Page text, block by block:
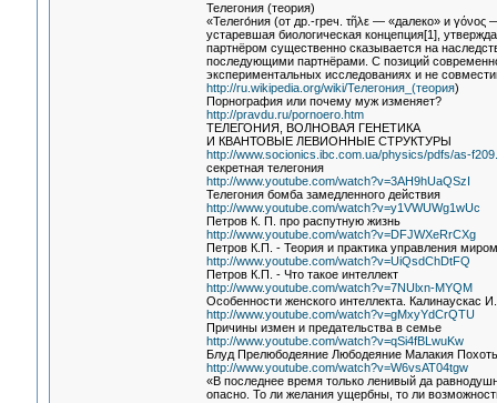
Телегония (теория)
«Телего́ния (от др.-греч. τῆλε — «далеко» и
устаревшая биологическая концепция[1],
партнёром существенно сказывается на
последующими партнёрами. С позиций
экспериментальных исследованиях и не
http://ru.wikipedia.org/wiki/Телегония_(теория)
Порнография или почему муж изменяет?
http://pravdu.ru/pornoero.htm
ТЕЛЕГОНИЯ, ВОЛНОВАЯ ГЕНЕТИКА
И КВАНТОВЫЕ ЛЕВИОННЫЕ СТРУКТУРЫ
http://www.socionics.ibc.com.ua/physics/pdfs/as-
секретная телегония
http://www.youtube.com/watch?v=3AH9hUaQSzI
Телегония бомба замедленного действия
http://www.youtube.com/watch?v=y1VWUWg1wUc
Петров К. П. про распутную жизнь
http://www.youtube.com/watch?v=DFJWXeRrCXg
Петров К.П. - Теория и практика управления
http://www.youtube.com/watch?v=UiQsdChDtFQ
Петров К.П. - Что такое интеллект
http://www.youtube.com/watch?v=7NUlxn-MYQM
Особенности женского интеллекта. Калинаускас
http://www.youtube.com/watch?v=gMxyYdCrQTU
Причины измен и предательства в семье
http://www.youtube.com/watch?v=qSi4fBLwuKw
Блуд Прелюбодеяние Любодеяние Малакия Похоть
http://www.youtube.com/watch?v=W6vsAT04tgw
«В последнее время только ленивый да
опасно. То ли желания ущербны, то ли